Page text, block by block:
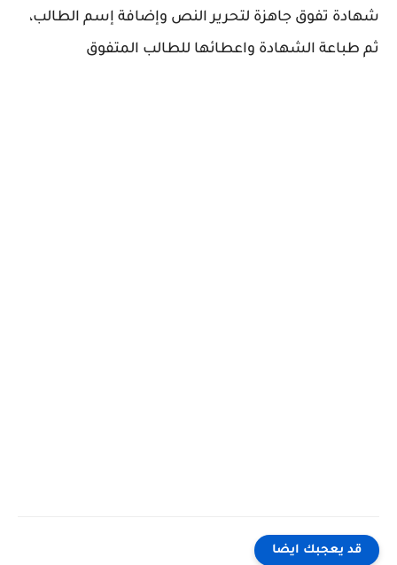
شهادة تفوق جاهزة لتحرير النص وإضافة إسم الطالب،
ثم طباعة الشهادة واعطائها للطالب المتفوق
قد يعجبك ايضا